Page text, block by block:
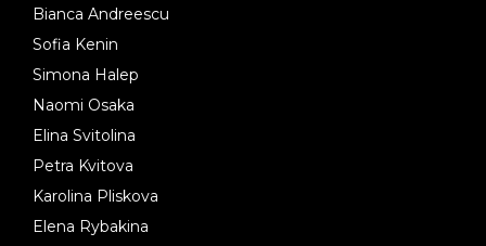
Bianca Andreescu
Sofia Kenin
Simona Halep
Naomi Osaka
Elina Svitolina
Petra Kvitova
Karolina Pliskova
Elena Rybakina